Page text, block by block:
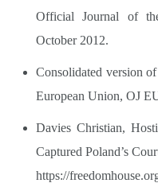
Official Journal of
October 2012.
Consolidated version
European Union, OJ
Davies Christian,
Captured Poland’s
https://